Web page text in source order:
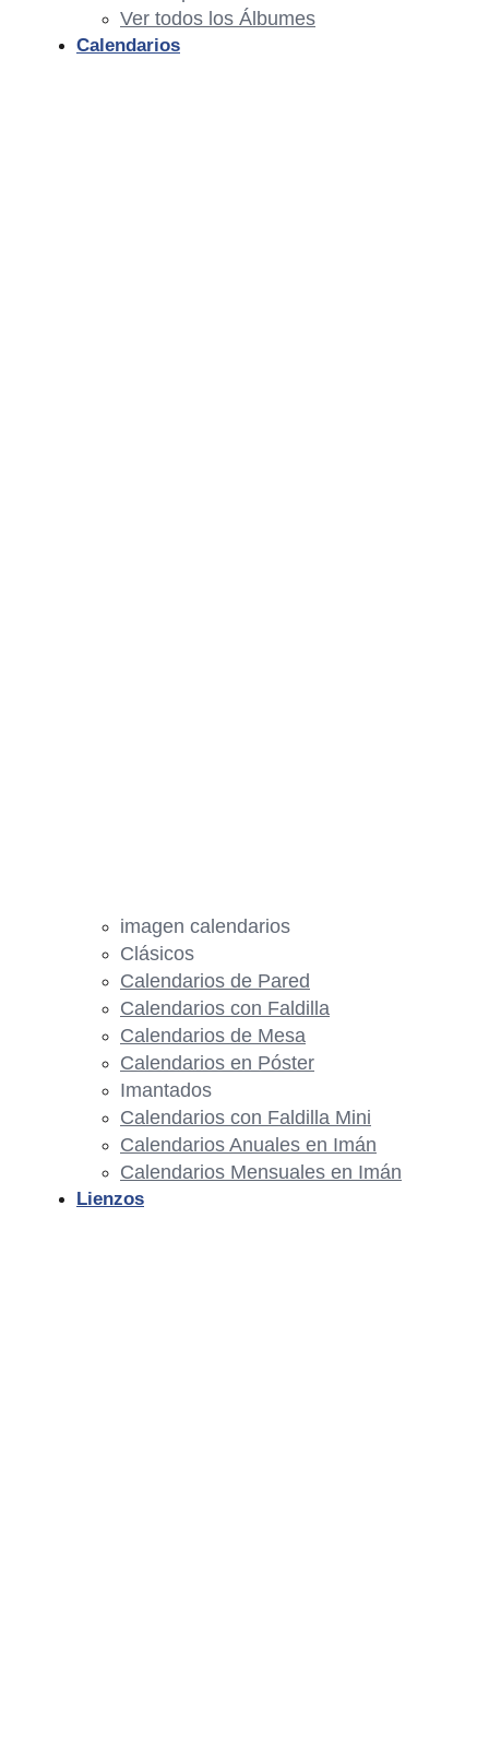
Ver todos los Álbumes
Calendarios
imagen calendarios
Clásicos
Calendarios de Pared
Calendarios con Faldilla
Calendarios de Mesa
Calendarios en Póster
Imantados
Calendarios con Faldilla Mini
Calendarios Anuales en Imán
Calendarios Mensuales en Imán
Lienzos